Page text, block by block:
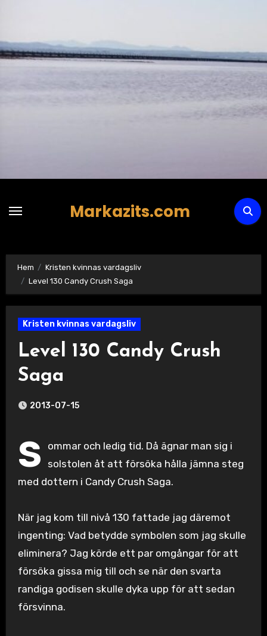
innehåll
Markazits.com
Hem
Kristen kvinnas vardagsliv
Level 130 Candy Crush Saga
Kristen kvinnas vardagsliv
Level 130 Candy Crush
Saga
2013-07-15
S
ommar och ledig tid. Då ägnar man sig i
solstolen åt att försöka hålla jämna steg
med dottern i Candy Crush Saga.
När jag kom till nivå 130 fattade jag däremot
ingenting: Vad betydde symbolen som jag skulle
eliminera? Jag körde ett par omgångar för att
försöka gissa mig till och se när den svarta
randiga godisen skulle dyka upp för att sedan
försvinna.